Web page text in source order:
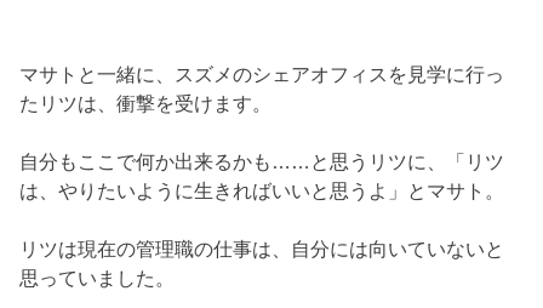
マサトと一緒に、スズメのシェアオフィスを見学に行っ
たリツは、衝撃を受けます。
自分もここで何か出来るかも……と思うリツに、「リツ
は、やりたいように生きればいいと思うよ」とマサト。
リツは現在の管理職の仕事は、自分には向いていないと
思っていました。